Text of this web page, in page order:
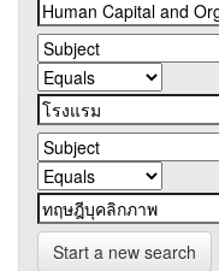
Start a new search